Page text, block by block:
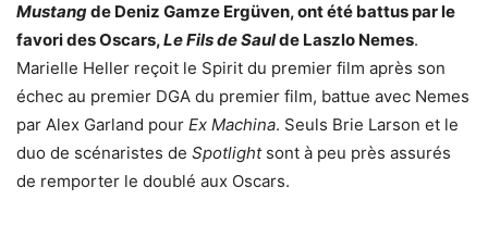
Mustangde Deniz Gamze Ergüven, ont été battus par le
favori des Oscars,Le Fils de Saulde Laszlo Nemes.
Marielle Heller reçoit le Spirit du premier film après son
échec au premier DGA du premier film, battue avec Nemes
par Alex Garland pour Ex Machina. Seuls Brie Larson et le
duo de scénaristes de Spotlightsont à peu près assurés
de remporter le doublé aux Oscars.